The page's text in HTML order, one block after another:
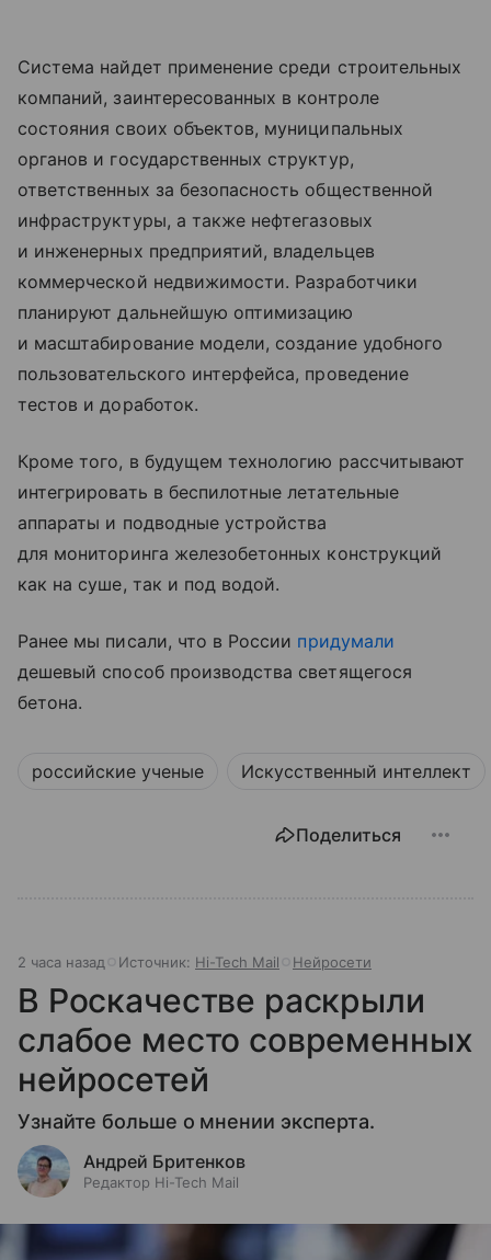
Система найдет применение среди строительных
компаний, заинтересованных в контроле
состояния своих объектов, муниципальных
органов и государственных структур,
ответственных за безопасность общественной
инфраструктуры, а также нефтегазовых
и инженерных предприятий, владельцев
коммерческой недвижимости. Разработчики
планируют дальнейшую оптимизацию
и масштабирование модели, создание удобного
пользовательского интерфейса, проведение
тестов и доработок.
Кроме того, в будущем технологию рассчитывают
интегрировать в беспилотные летательные
аппараты и подводные устройства
для мониторинга железобетонных конструкций
как на суше, так и под водой.
Ранее мы писали, что в России придумали
дешевый способ производства светящегося
бетона.
российские ученые Искусственный интеллект
Поделиться
2 часа назад Источник: Hi-Tech Mail Нейросети
В Роскачестве раскрыли
слабое место современных
нейросетей
Узнайте больше о мнении эксперта.
Андрей Бритенков
Редактор Hi-Tech Mail